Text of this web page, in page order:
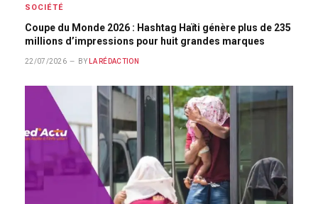
SOCIÉTÉ
Coupe du Monde 2026 : Hashtag Haïti génère plus de 235
millions d’impressions pour huit grandes marques
22/07/2026 BY LA RÉDACTION